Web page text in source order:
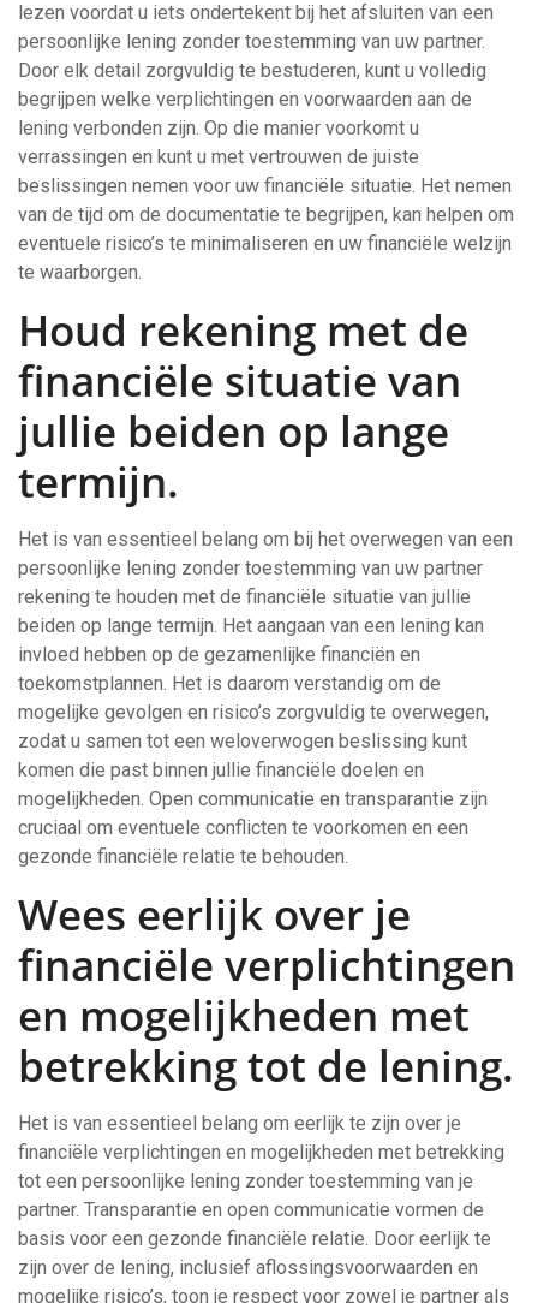
lezen voordat u iets ondertekent bij het afsluiten van een
persoonlijke lening zonder toestemming van uw partner.
Door elk detail zorgvuldig te bestuderen, kunt u volledig
begrijpen welke verplichtingen en voorwaarden aan de
lening verbonden zijn. Op die manier voorkomt u
verrassingen en kunt u met vertrouwen de juiste
beslissingen nemen voor uw financiële situatie. Het nemen
van de tijd om de documentatie te begrijpen, kan helpen om
eventuele risico’s te minimaliseren en uw financiële welzijn
te waarborgen.
Houd rekening met de
financiële situatie van
jullie beiden op lange
termijn.
Het is van essentieel belang om bij het overwegen van een
persoonlijke lening zonder toestemming van uw partner
rekening te houden met de financiële situatie van jullie
beiden op lange termijn. Het aangaan van een lening kan
invloed hebben op de gezamenlijke financiën en
toekomstplannen. Het is daarom verstandig om de
mogelijke gevolgen en risico’s zorgvuldig te overwegen,
zodat u samen tot een weloverwogen beslissing kunt
komen die past binnen jullie financiële doelen en
mogelijkheden. Open communicatie en transparantie zijn
cruciaal om eventuele conflicten te voorkomen en een
gezonde financiële relatie te behouden.
Wees eerlijk over je
financiële verplichtingen
en mogelijkheden met
betrekking tot de lening.
Het is van essentieel belang om eerlijk te zijn over je
financiële verplichtingen en mogelijkheden met betrekking
tot een persoonlijke lening zonder toestemming van je
partner. Transparantie en open communicatie vormen de
basis voor een gezonde financiële relatie. Door eerlijk te
zijn over de lening, inclusief aflossingsvoorwaarden en
mogelijke risico’s, toon je respect voor zowel je partner als